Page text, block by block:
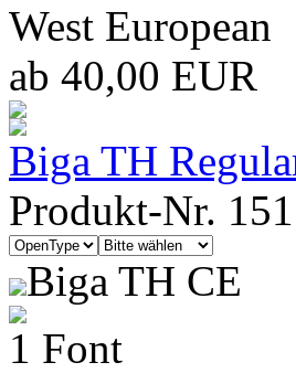
West European
ab 40,00 EUR
Biga TH
Produkt-Nr.
Biga TH CE
1 Font